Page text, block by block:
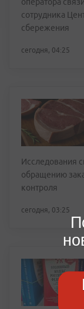
сотрудника
сбережения
сегодня, 04:25
Исследования
обращению
контроля
сегодня, 03:25